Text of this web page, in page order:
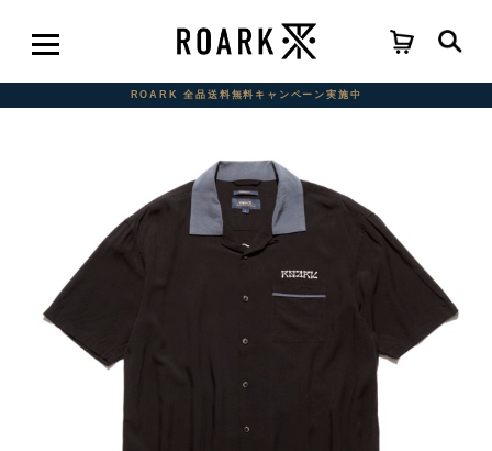
ROARK 全品送料無料キャンペーン実施中